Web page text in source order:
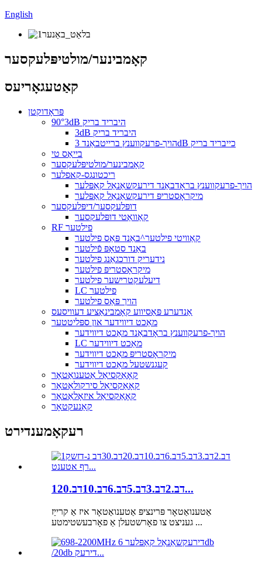
English
קאָמבינער/מולטיפּלעקסער
קאַטעגאָריעס
פּראָדוקטן
90°3dB היבריד בריק
3dB היבריד בריק
הויך-פרעקווענץ ברייטבאַנד 3dB כייבריד בריק
בייאַס טי
קאָמבינער/מולטיפּלעקסער
ריכטונגס-קאפלער
הויך-פרעקווענץ בראָדבאַנד דירעקשאַנאַל קאַפּלער
מיקראָסטריפּ דירעקשאַנאַל קאַפּלער
דופּלעקסער/דיפּלעקסער
קאַוואַטי דופּלעקסער
RF פילטער
קאַוויטי פילטער^באַנד פּאַס פילטער
באַנד סטאָפּ פֿילטער
נידעריק דורכגאַנג פילטער
מיקראָסטריפּ פילטער
דיעלעקטרישער פילטער
LC פילטער
הויך פּאַס פילטער
אַנדערע פּאַסיווע קאָמבינאַציע דעוויסעס
מאַכט דיווידער און ספּליטטער
הויך-פרעקווענץ בראָדבאַנד מאַכט דיווידער
LC מאַכט דיווידער
מיקראָסטריפּ מאַכט דיווידער
קעגנשטעל מאַכט דיווידער
קאָאַקסיאַל אַטענואַטאָר
קאָאַקסיאַל סירקולאַטאָר
קאָאַקסיאַל איזאָלאַטאָר
קאַנעקטאָר
רעקאָמענדירט
1דב.2דב.3דב.5דב.6דב.10דב.20...
אַטענואַטאָר פּרינציפּ אַטענואַטאָר איז אַ קרייַז
געניצט צו פאָרשטעלן אַ פאָרבעשטימטע ...